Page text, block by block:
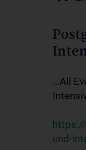
...All
und-